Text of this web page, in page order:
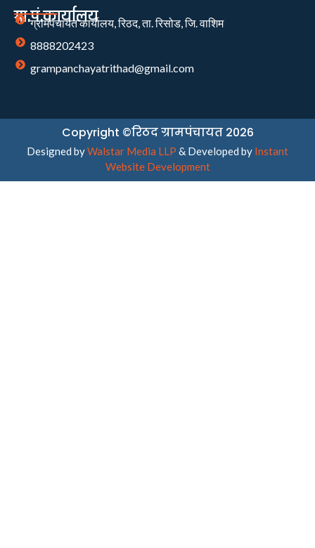
ग्रा.पं.कार्यालय
ग्रामपंचायत कार्यालय, रिठद, ता. रिसोड, जि. वाशिम
8888202423
grampanchayatrithad@gmail.com
Copyright ©रिठद ग्रामपंचायत 2026
Designed byWalstar Media LLP & Developed by Instant
Website Development